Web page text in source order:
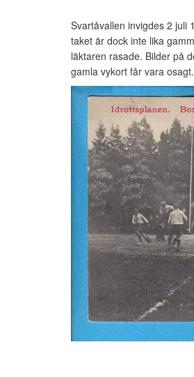
Svartåvallen invigdes 2 juli
taket är dock inte lika
läktaren rasade. Bilder på
gamla vykort får vara osagt.